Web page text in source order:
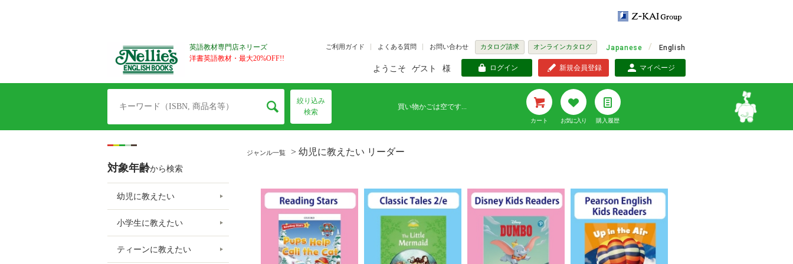
英語教材専門店ネリーズ
洋書英語教材・最大20%OFF!!
ご利用ガイド よくある質問 お問い合わせ カタログ請求 オンラインカタログ Japanese English
ようこそ ゲスト 様 ログイン 新規会員登録 マイページ
絞り込み
検索
買い物かごは空です...
カート お気に入り 購入履歴
ジャンル一覧 > 幼児に教えたい リーダー
対象年齢から検索
幼児に教えたい
小学生に教えたい
ティーンに教えたい